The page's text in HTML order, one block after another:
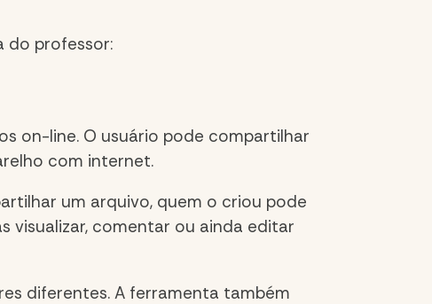
do professor:
on-line. O usuário pode compartilhar
com internet.
um arquivo, quem o criou pode
visualizar, comentar ou ainda editar
diferentes. A ferramenta também